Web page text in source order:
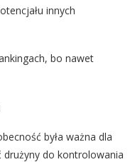
innych
bo nawet
była ważna dla
drużyny do kontrolowania